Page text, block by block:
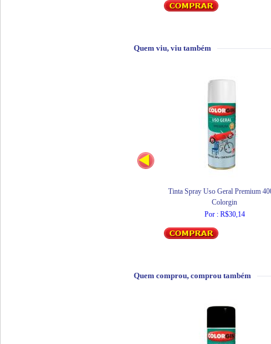
Quem viu, viu também
Tinta Spray Uso Geral Premium
Colorgin
Por : R$30,14
Quem comprou, comprou também